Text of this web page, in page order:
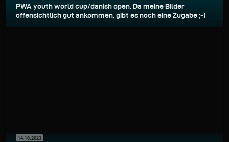
PWA youth world cup/danish open. Da meine Bilder
offensichtlich gut ankommen, gibt es noch eine Zugabe ;-)
14.10.2023